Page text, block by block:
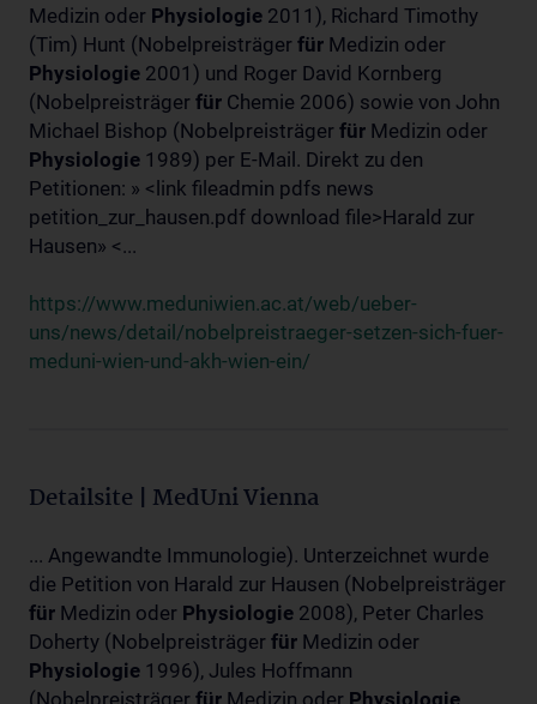
Medizin oder Physiologie 2011), Richard Timothy
(Tim) Hunt (Nobelpreisträger für Medizin oder
Physiologie 2001) und Roger David Kornberg
(Nobelpreisträger für Chemie 2006) sowie von John
Michael Bishop (Nobelpreisträger für Medizin oder
Physiologie 1989) per E-Mail. Direkt zu den
Petitionen: » <link fileadmin pdfs news
petition_zur_hausen.pdf download file>Harald zur
Hausen» <...
https://www.meduniwien.ac.at/web/ueber-
uns/news/detail/nobelpreistraeger-setzen-sich-fuer-
meduni-wien-und-akh-wien-ein/
Detailsite | MedUni Vienna
... Angewandte Immunologie). Unterzeichnet wurde
die Petition von Harald zur Hausen (Nobelpreisträger
für Medizin oder Physiologie 2008), Peter Charles
Doherty (Nobelpreisträger für Medizin oder
Physiologie 1996), Jules Hoffmann
(Nobelpreisträger für Medizin oder Physiologie